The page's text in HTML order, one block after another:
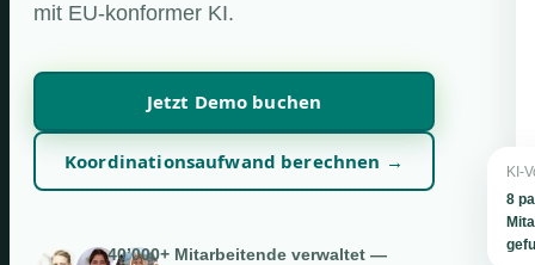
mit EU-konformer KI.
Jetzt Demo buchen
Koordinationsaufwand berechnen →
40’000+ Mitarbeitende verwaltet —
KI-
8